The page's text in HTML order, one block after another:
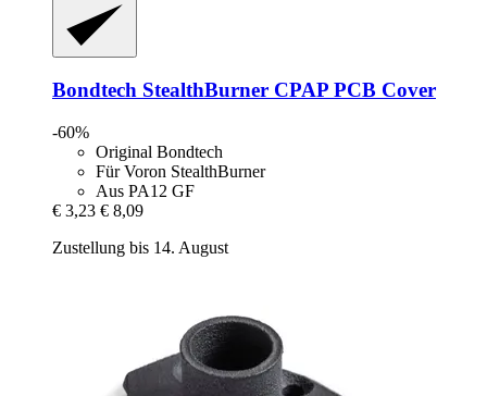
Bondtech StealthBurner CPAP PCB Cover
-60%
Original Bondtech
Für Voron StealthBurner
Aus PA12 GF
€ 3,23 € 8,09
Zustellung bis 14. August